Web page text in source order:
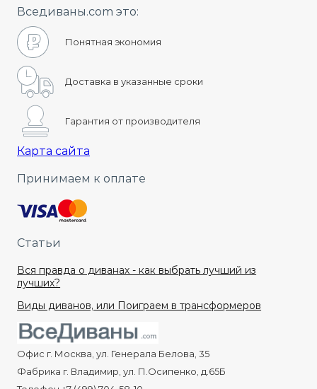
Офис г. Москва, ул. Генерала Белова, 35
Фабрика г. Владимир, ул. П.Осипенко, д.65Б
Карта сайта
Принимаем к оплате
Статьи
Вся правда о диванах - как выбрать лучший из
лучших?
Виды диванов, или Поиграем в трансформеров
Вседиваны.com это:
Понятная экономия
Доставка в указанные сроки
Гарантия от производителя